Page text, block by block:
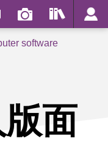
software
面